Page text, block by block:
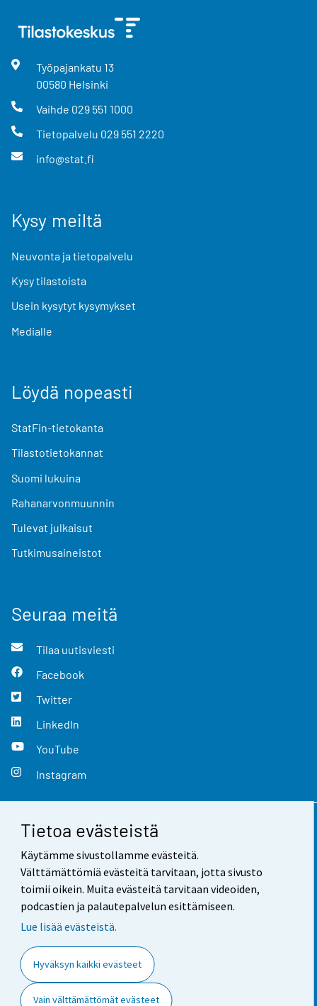
Tietoa evästeistä
Käytämme sivustollamme evästeitä.
Välttämättömiä evästeitä tarvitaan, jotta sivusto
toimii oikein. Muita evästeitä tarvitaan videoiden,
podcastien ja palautepalvelun esittämiseen.
Lue lisää evästeistä.
Hyväksyn kaikki evästeet
Vain välttämättömät evästeet
Työpajankatu 13
00580 Helsinki
Vaihde 029 551 1000
Tietopalvelu 029 551 2220
info@stat.fi
Kysy meiltä
Neuvonta ja tietopalvelu
Kysy tilastoista
Usein kysytyt kysymykset
Medialle
Löydä nopeasti
StatFin-tietokanta
Tilastotietokannat
Suomi lukuina
Rahanarvonmuunnin
Tulevat julkaisut
Tutkimusaineistot
Seuraa meitä
Tilaa uutisviesti
Facebook
Twitter
LinkedIn
YouTube
Instagram
Yhteystiedot
Palaute
Käyttöehdot
Saavutettavuus
Tietoa sivustosta